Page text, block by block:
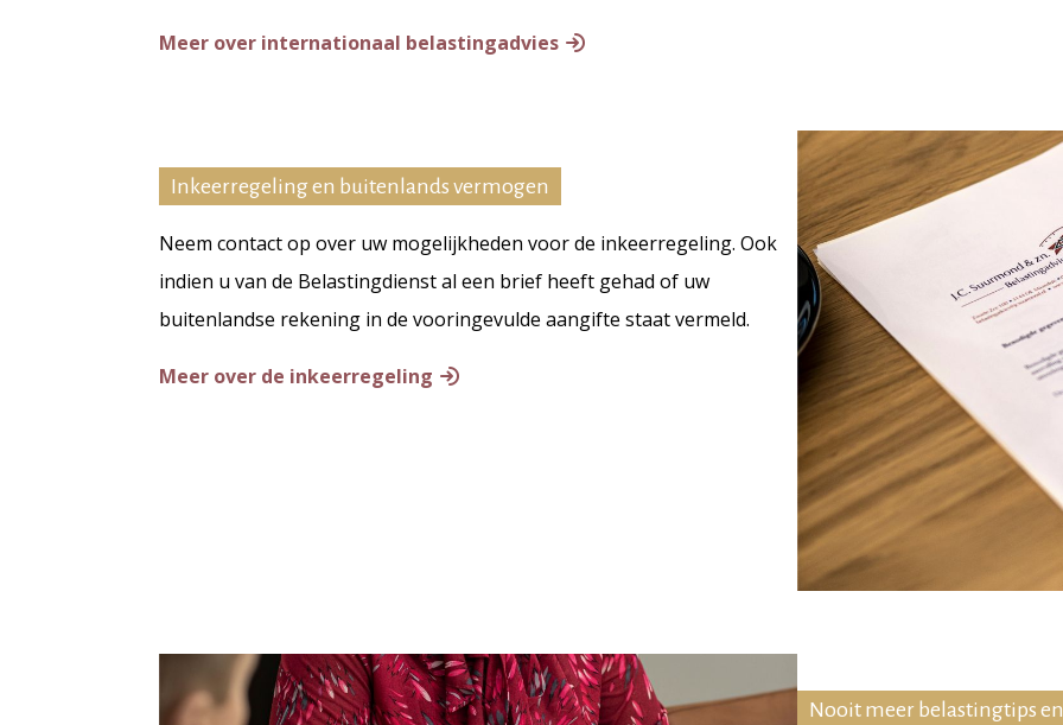
Meer over internationaal belastingadvies
Inkeerregeling en buitenlands vermogen
Neem contact op over uw mogelijkheden voor de inkeerregeling. Ook
indien u van de Belastingdienst al een brief heeft gehad of uw
buitenlandse rekening in de vooringevulde aangifte staat vermeld.
Meer over de inkeerregeling
Nooit meer belastingtips